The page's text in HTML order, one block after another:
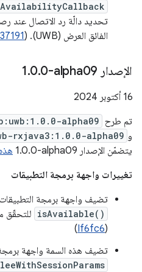
تحديد دالّة رد الاتصال عند
الفائق العرض (UWB). (
الإصدار ‎1 .0.0-alpha09
‫16 أكتوبر 2024
تم طرح alpha09
و rxjava3:1.0.0-alpha09
يتضمّن الإصدار ‎1.0.0-alpha09
تغييرات واجهة برمجة التطبيقات
تضيف واجهة برمجة
isAvailable()
(If6fc6)
تضيف هذه السمة واجهة